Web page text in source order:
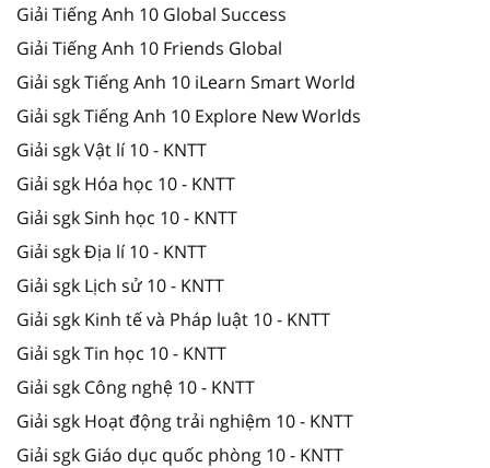
Giải Tiếng Anh 10 Global Success
Giải Tiếng Anh 10 Friends Global
Giải sgk Tiếng Anh 10 iLearn Smart World
Giải sgk Tiếng Anh 10 Explore New Worlds
Giải sgk Vật lí 10 - KNTT
Giải sgk Hóa học 10 - KNTT
Giải sgk Sinh học 10 - KNTT
Giải sgk Địa lí 10 - KNTT
Giải sgk Lịch sử 10 - KNTT
Giải sgk Kinh tế và Pháp luật 10 - KNTT
Giải sgk Tin học 10 - KNTT
Giải sgk Công nghệ 10 - KNTT
Giải sgk Hoạt động trải nghiệm 10 - KNTT
Giải sgk Giáo dục quốc phòng 10 - KNTT